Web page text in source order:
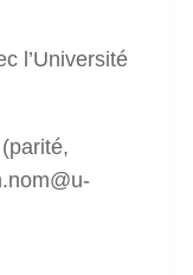
l’Université